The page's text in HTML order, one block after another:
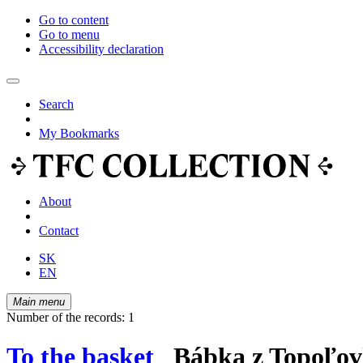
Go to content
Go to menu
Accessibility declaration
Search
My Bookmarks
About
Contact
SK
EN
Main menu
Number of the records: 1
To the basket Bábka z